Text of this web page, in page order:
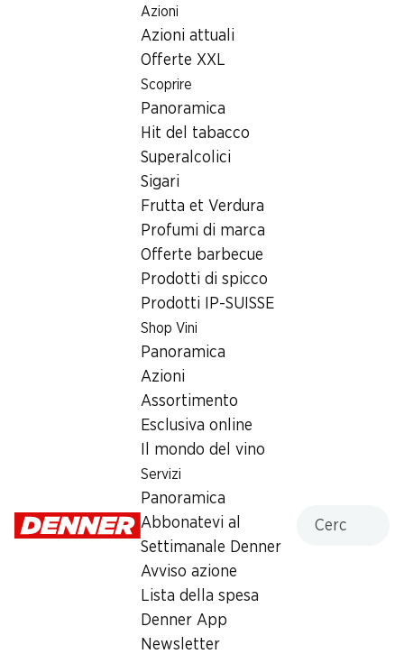
Azioni
Azioni attuali
Offerte XXL
Scoprire
Panoramica
Hit del tabacco
Superalcolici
Sigari
Frutta et Verdura
Profumi di marca
Offerte barbecue
Prodotti di spicco
Prodotti IP-SUISSE
Shop Vini
Panoramica
Azioni
Assortimento
Esclusiva online
Il mondo del vino
Servizi
Panoramica
Abbonatevi al
Settimanale Denner
Avviso azione
Lista della spesa
Denner App
Newsletter
Ricerca di filiale
Filiale Denner Route d'Englisberg 15b, 1763 Granges-Paccot
1763 Granges-Paccot,
Conforama Granges-Paccot
Route d'Englisberg 15b, 1763 Granges-Paccot
Alle indicazioni stradali
Orari di apertura
Giovedì 07:30 - 21:00